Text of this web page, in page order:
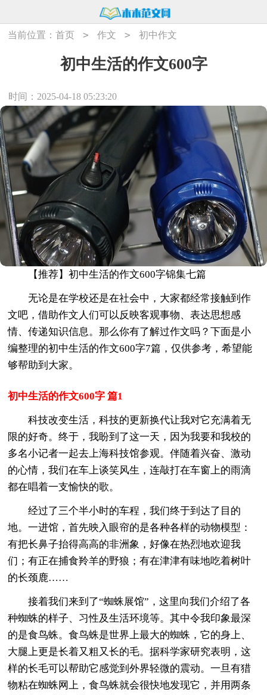
当前位置：首页 > 作文 > 初中作文
初中生活的作文600字
时间：2025-04-18 05:23:20
【推荐】初中生活的作文600字锦集七篇
无论是在学校还是在社会中，大家都经常接触到作
文吧，借助作文人们可以反映客观事物、表达思想感
情、传递知识信息。那么你有了解过作文吗？下面是小
编整理的初中生活的作文600字7篇，仅供参考，希望能
够帮助到大家。
初中生活的作文600字 篇1
科技改变生活，科技的更新换代让我对它充满着无
限的好奇。终于，我盼到了这一天，因为我要和我校的
多名小记者一起去上海科技馆参观。伴随着兴奋、激动
的心情，我们在车上谈笑风生，连敲打在车窗上的雨滴
都在唱着一支愉快的歌。
经过了三个半小时的车程，我们终于到达了目的
地。一进馆，首先映入眼帘的是各种各样的动物模型：
有把长鼻子抬得高高的非洲象，好像在热烈地欢迎我
们；有正在捕食羚羊的野狼；有在津津有味地吃着树叶
的长颈鹿……
接着我们来到了“蜘蛛展馆”，这里向我们介绍了各
种蜘蛛的样子、习性及生活环境等。其中令我印象最深
的是食鸟蛛。食鸟蛛是世界上最大的蜘蛛，它的身上、
大腿上更是长着又粗又长的毛。据科学家研究表明，这
样的长毛可以帮助它感觉到外界轻微的震动。一旦有猎
物粘在蜘蛛网上，食鸟蛛就会很快地发现它，并用两条